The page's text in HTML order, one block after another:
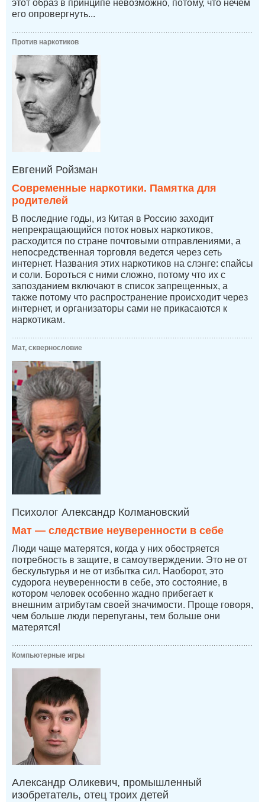
этот образ в принципе невозможно, потому, что нечем
его опровергнуть...
Против наркотиков
Евгений Ройзман
Современные наркотики. Памятка для
родителей
В последние годы, из Китая в Россию заходит
непрекращающийся поток новых наркотиков,
расходится по стране почтовыми отправлениями, а
непосредственная торговля ведется через сеть
интернет. Названия этих наркотиков на слэнге: спайсы
и соли. Бороться с ними сложно, потому что их с
запозданием включают в список запрещенных, а
также потому что распространение происходит через
интернет, и организаторы сами не прикасаются к
наркотикам.
Мат, сквернословие
Психолог Александр Колмановский
Мат — следствие неуверенности в себе
Люди чаще матерятся, когда у них обостряется
потребность в защите, в самоутверждении. Это не от
бескультурья и не от избытка сил. Наоборот, это
судорога неуверенности в себе, это состояние, в
котором человек особенно жадно прибегает к
внешним атрибутам своей значимости. Проще говоря,
чем больше люди перепуганы, тем больше они
матерятся!
Компьютерные игры
Александр Оликевич, промышленный
изобретатель, отец троих детей